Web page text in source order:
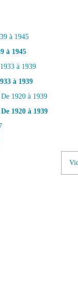
à 1945
à 1939
1920 à 1939